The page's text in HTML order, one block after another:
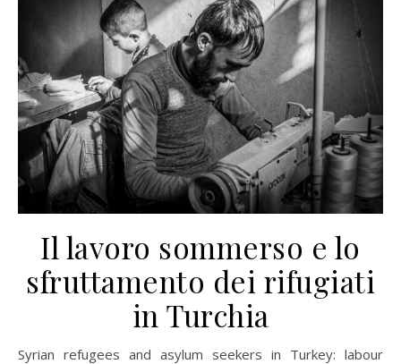
Il lavoro sommerso e lo
sfruttamento dei rifugiati
in Turchia
Syrian refugees and asylum seekers in Turkey: labour